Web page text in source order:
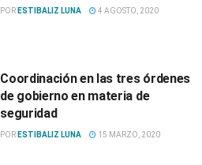
POR ESTIBALIZ LUNA 4 AGOSTO, 2020
Coordinación en las tres órdenes
de gobierno en materia de
seguridad
POR ESTIBALIZ LUNA 15 MARZO, 2020